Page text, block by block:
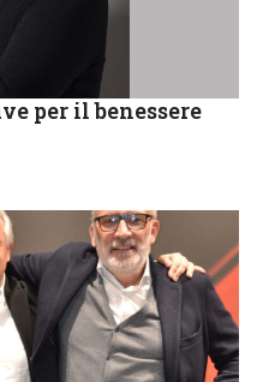
per il benessere